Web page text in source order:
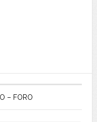
– FORO